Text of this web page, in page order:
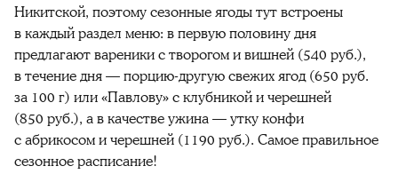
Никитской, поэтому сезонные ягоды тут встроены
в каждый раздел меню: в первую половину дня
предлагают вареники с творогом и вишней (540 руб.),
в течение дня — порцию-другую свежих ягод (650 руб.
за 100 г) или «Павлову» с клубникой и черешней
(850 руб.), а в качестве ужина — утку конфи
с абрикосом и черешней (1190 руб.). Самое правильное
сезонное расписание!